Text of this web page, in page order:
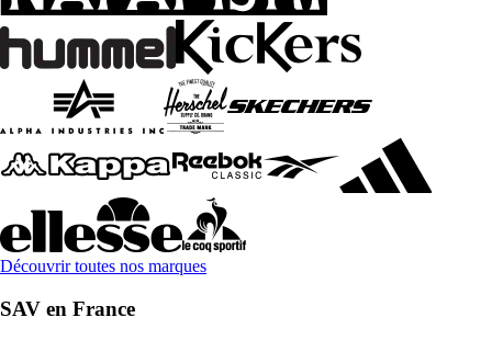
Découvrir toutes nos marques
SAV en France